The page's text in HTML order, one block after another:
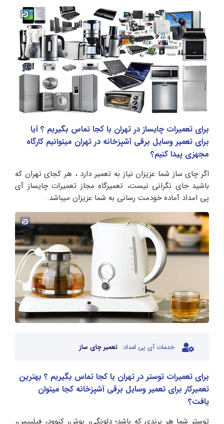
برای تعمیرات چایساز در تهران با کجا تماس بگیریم ؟ آیا
برای تعمیر وسایل برقی آشپزخانه در تهران میتوانیم کارگاه
مجهزی پیدا کنیم؟
اگر چای ساز شما عزیزان نیاز به تعمیر دارد ، هر کجای تهران که
باشید جای نگرانی نیست، تعمیرگاه مجاز تعمیرات چایساز آی
پی امداد آماده خودمت رسانی به شما عزیزان میباشد.
خدمات آی پی امداد: تعمیر چای ساز
برای تعمیرات توستر در تهران با کجا تماس بگیریم ؟ بهترین
تعمیرکار برای تعمیر وسایل برقی آشپزخانه کجا میتوان
یافت؟
توستر شما هر برندی که باشد؛ دلونگی، بوش، کنوود، فیلیپس،